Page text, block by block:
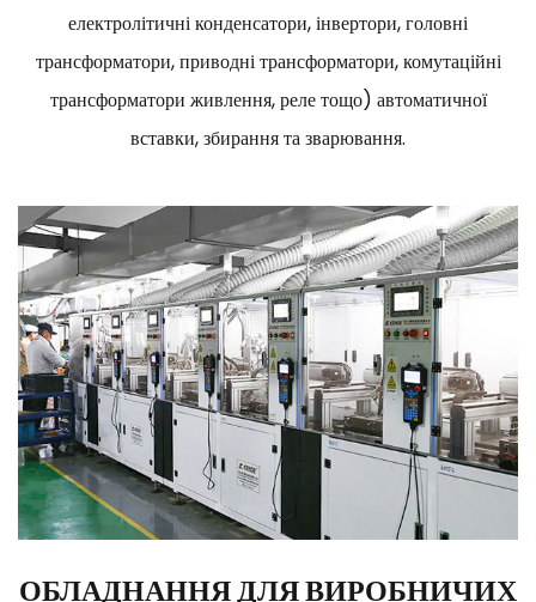
електролітичні конденсатори, інвертори, головні
трансформатори, приводні трансформатори, комутаційні
трансформатори живлення, реле тощо) автоматичної
вставки, збирання та зварювання.
ОБЛАДНАННЯ ДЛЯ ВИРОБНИЧИХ